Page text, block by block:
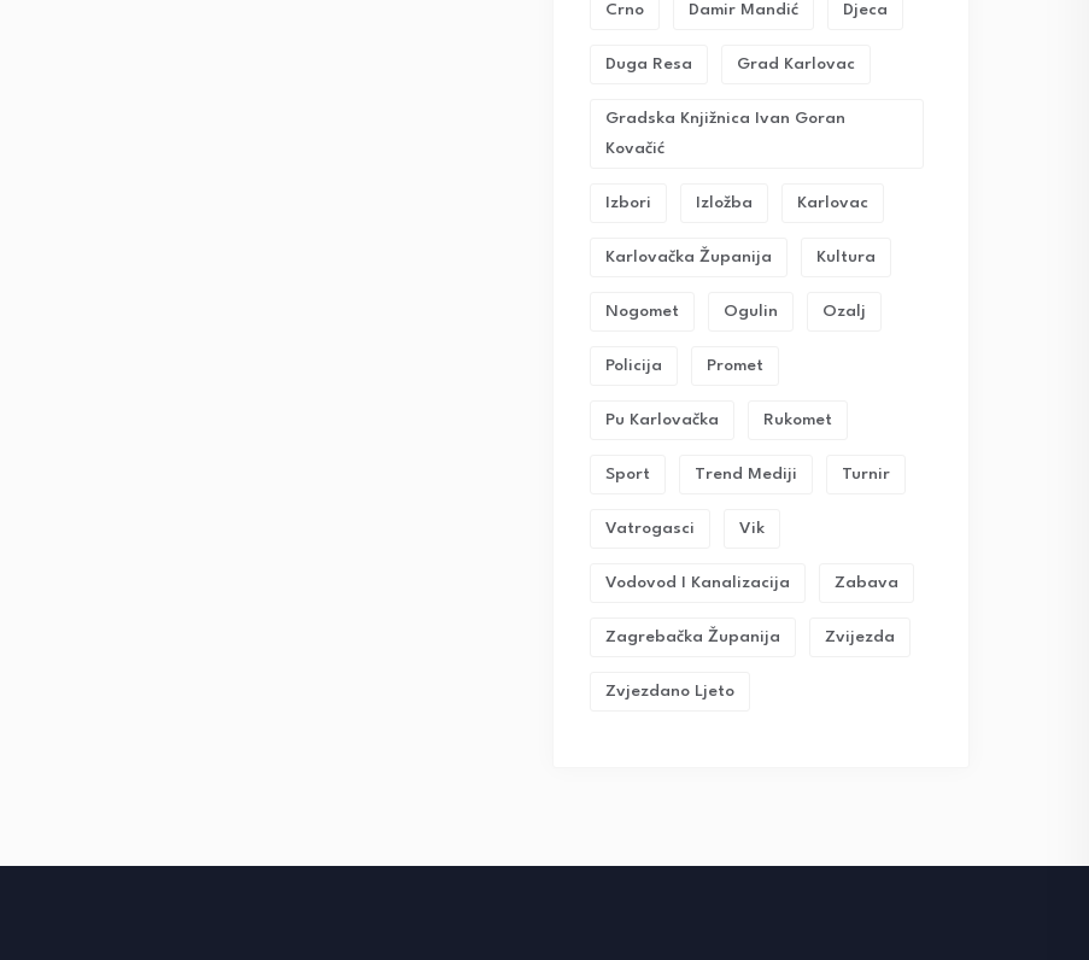
Crno Damir Mandić Djeca
Duga Resa Grad Karlovac
Gradska Knjižnica Ivan Goran
Kovačić
Izbori Izložba Karlovac
Karlovačka Županija Kultura
Nogomet Ogulin Ozalj
Policija Promet
Pu Karlovačka Rukomet
Sport Trend Mediji Turnir
Vatrogasci Vik
Vodovod I Kanalizacija Zabava
Zagrebačka Županija Zvijezda
Zvjezdano Ljeto